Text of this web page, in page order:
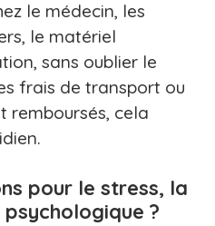
le médecin, les
le matériel
sans oublier le
frais de transport ou
remboursés, cela
pour le stress, la
?